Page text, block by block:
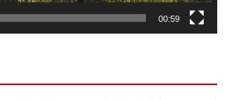
00:59